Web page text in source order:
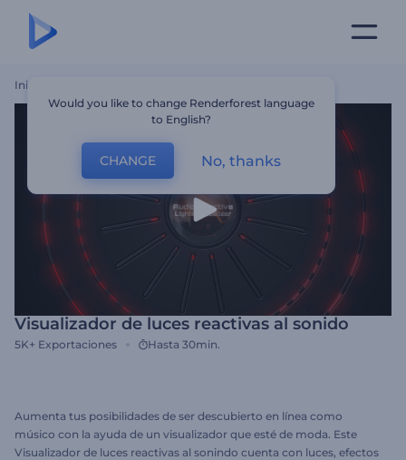
Inicio
Visualizador de luces reactivas al sonido
5K+ Exportaciones Hasta 30min.
Aumenta tus posibilidades de ser descubierto en línea como
músico con la ayuda de un visualizador que esté de moda. Este
Visualizador de luces reactivas al sonindo cuenta con luces, efectos
Would you like to change Renderforest language
to English?
CHANGE No, thanks